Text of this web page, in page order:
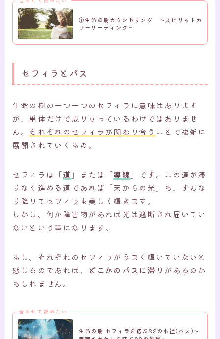
①生命の樹カウンセリング ～スピリットカ
ラーリーディング～
セフィラとパス
生命の樹の一つ一つのセフィラに意味はあります
が、単体だけで成り立っているわけではありませ
ん。 それぞれのセフィラが関わり合う ことで複雑に
展開されていくもの。
セフィラは「道 」または「導線 」です。この道が滞
りなく進める道であれば「天からの光」も、すんな
り降りてセフィラも美しく輝きます。
しかし、何か障害物があれば光は遮断され届いてい
ないという事になります。
もし、それぞれのセフィラがうまく輝いていないと
感じるのであれば、
どこかのパスに滞り があるのか
もしれません。
合わせて読みたい
生命の樹 セフィラを結ぶ22の小径(パス)～